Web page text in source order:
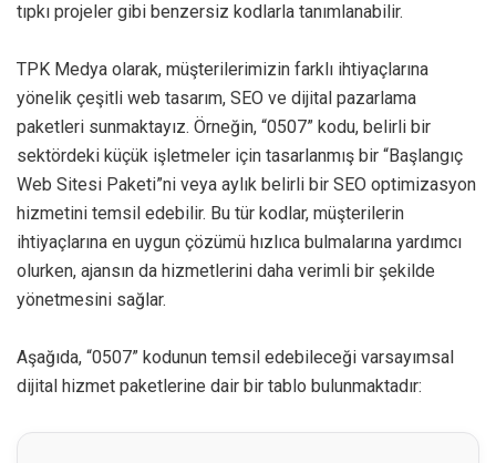
tıpkı projeler gibi benzersiz kodlarla tanımlanabilir.
TPK Medya olarak, müşterilerimizin farklı ihtiyaçlarına
yönelik çeşitli web tasarım, SEO ve dijital pazarlama
paketleri sunmaktayız. Örneğin, “0507” kodu, belirli bir
sektördeki küçük işletmeler için tasarlanmış bir “Başlangıç
Web Sitesi Paketi”ni veya aylık belirli bir SEO optimizasyon
hizmetini temsil edebilir. Bu tür kodlar, müşterilerin
ihtiyaçlarına en uygun çözümü hızlıca bulmalarına yardımcı
olurken, ajansın da hizmetlerini daha verimli bir şekilde
yönetmesini sağlar.
Aşağıda, “0507” kodunun temsil edebileceği varsayımsal
dijital hizmet paketlerine dair bir tablo bulunmaktadır: